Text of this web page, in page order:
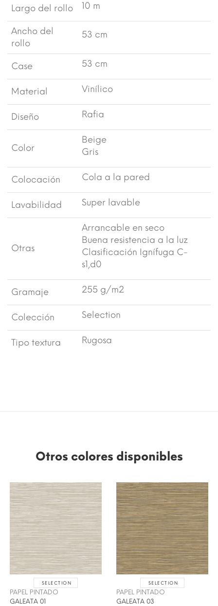
Largo del rollo 10 m
Ancho del
rollo
53 cm
Case 53 cm
Material Vinílico
Diseño Rafia
Color
Beige
Gris
Colocación Cola a la pared
Lavabilidad Super lavable
Otras
Arrancable en seco
Buena resistencia a la luz
Clasificación Ignífuga C-
s1,d0
Gramaje 255 g/m2
Colección Selection
Tipo textura Rugosa
Otros colores disponibles
SELECTION
PAPEL PINTADO
GALEATA 01
SELECTION
PAPEL PINTADO
GALEATA 03